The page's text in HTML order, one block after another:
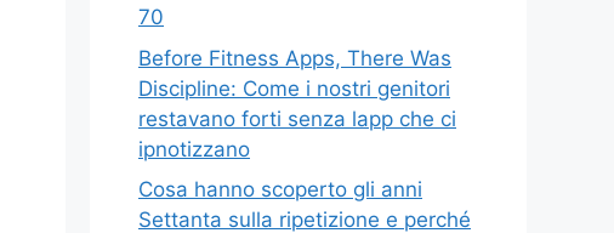
70
Before Fitness Apps, There Was
Discipline: Come i nostri genitori
restavano forti senza lapp che ci
ipnotizzano
Cosa hanno scoperto gli anni
Settanta sulla ripetizione e perché